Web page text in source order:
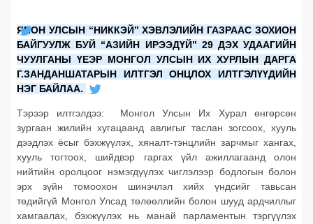
ЯПОН УЛСЫН “НИККЭЙ” ХЭВЛЭЛИЙН ГАЗРААС ЗОХИОН
БАЙГУУЛЖ БУЙ “АЗИЙН ИРЭЭДҮЙ” 29 ДЭХ УДААГИЙН
ЧУУЛГАНЫ ҮЕЭР МОНГОЛ УЛСЫН ИХ ХУРЛЫН ДАРГА
Г.ЗАНДАНШАТАРЫН ИЛТГЭЛ ОНЦЛОХ ИЛТГЭЛҮҮДИЙН
НЭГ БАЙЛАА.
Тэрээр илтгэлдээ: Монгол Улсын Их Хурал өнгөрсөн
зургаан жилийн хугацаанд авлигыг таслан зогсоох, хууль
дээдлэх ёсыг бэхжүүлэх, хяналт-тэнцлийн зарчмыг хангах,
хууль тогтоох, шийдвэр гаргах үйл ажиллагаанд олон
нийтийн оролцоог нэмэгдүүлэх чиглэлээр бодлогын болон
эрх зүйн томоохон шинэчлэл хийх үндсийг тавьсан
төдийгүй Монгол Улсад төлөөллийн болон шууд ардчиллыг
хамгаалах, бэхжүүлэх нь манай парламентын тэргүүлэх